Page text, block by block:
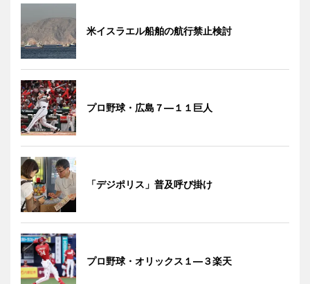
米イスラエル船舶の航行禁止検討
プロ野球・広島７―１１巨人
「デジポリス」普及呼び掛け
プロ野球・オリックス１―３楽天